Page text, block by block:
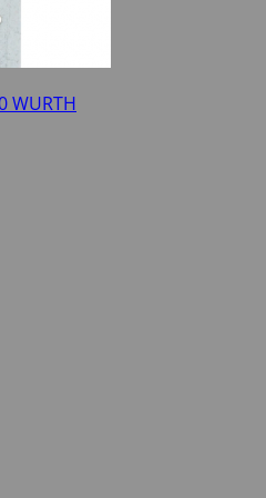
WURTH